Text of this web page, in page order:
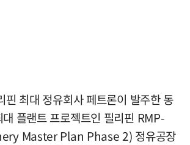
최대 정유회사 페트론이 발주한 동
플랜트 프로젝트인 필리핀 RMP-
Master Plan Phase 2) 정유공장